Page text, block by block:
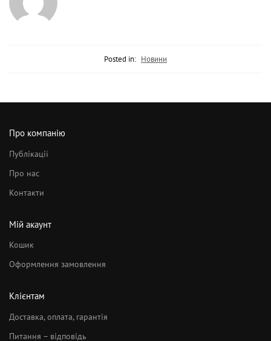
Posted in: Новини
Про компанію
Публікації
Про нас
Контакти
Мій акаунт
Кошик
Оформлення замовлення
Клієнтам
Доставка, оплата, гарантія
Питання – відповідь